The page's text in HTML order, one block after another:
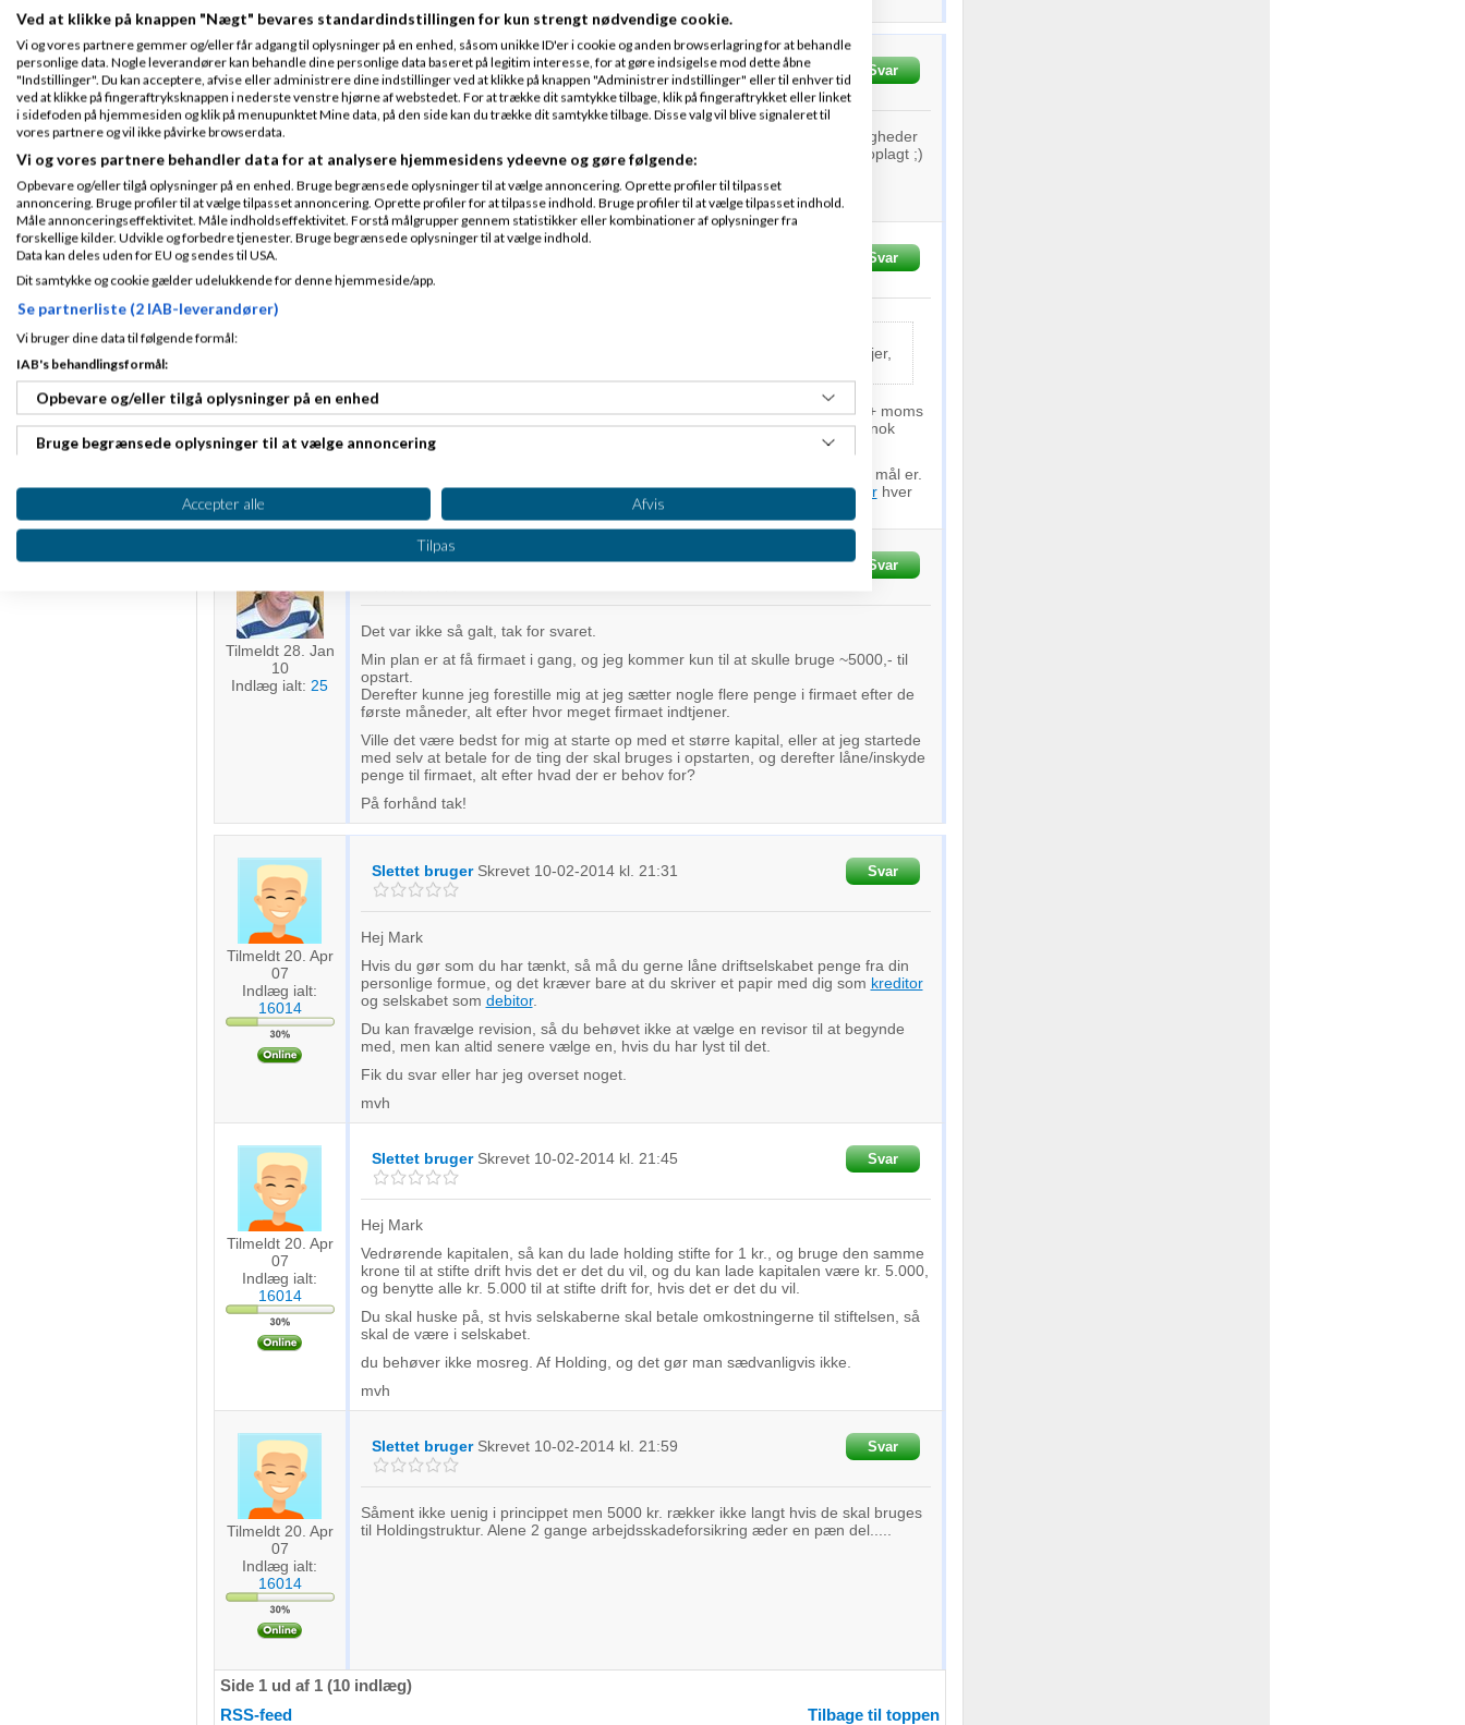
Tilmeldt 28. Jan
Indlæg ialt:25
Mark Johansen Skrevet10-02-2014kl. 16:07 Svar
Lad os sige at jeg droppede idéen om et Holding IVS. Hvilken af de 3 muligheder
for opstarten af IVS'et ville være den mest oplagte? Hvis da én af dem er oplagt ;)
Tilmeldt 20. Apr
Indlæg ialt:
16014
Svar
Hvad ville omkostningerne være, hvis jeg starter med selv at stå som ejer,
Jeg mener, at Jacob Tøjner fra ditselvskab nævnte end pris på 5-7000 kr + moms
afhængig af hvordan opgaven fordeles mellem revisor ogadvokat. Det vil nok
nogenlunde svare til omkostningerne ved et holding, jf. tidligere, i 2 år.
Hvilken løsning der er bedst af dine 3 muligheder afhænger lidt af hvad dit mål er.
Hvis det er at få etapsså mest mulig kapital fra starten. Det vil kostegebyrhver
gang du ellers vil forhøje selskabskapitalen.
Tilmeldt 28. Jan
10
Indlæg ialt: 25
Mark Johansen Skrevet10-02-2014kl. 20:09 Svar
Det var ikke så galt, tak for svaret.
Min plan er at få firmaet i gang, og jeg kommer kun til at skulle bruge ~5000,- til
opstart.
Derefter kunne jeg forestille mig at jeg sætter nogle flere penge i firmaet efter de
første måneder, alt efter hvor meget firmaet indtjener.
Ville det være bedst for mig at starte op med et større kapital, eller at jeg startede
med selv at betale for de ting der skal bruges i opstarten, og derefter låne/inskyde
penge til firmaet, alt efter hvad der er behov for?
På forhånd tak!
Tilmeldt 20. Apr
07
Indlæg ialt:
16014
Slettet bruger Skrevet 10-02-2014kl. 21:31 Svar
Hej Mark
Hvis du gør som du har tænkt, så må du gerne låne driftselskabet penge fra din
personlige formue, og det kræver bare at du skriver et papir med dig som kreditor
og selskabet som debitor.
Du kan fravælge revision, så du behøvet ikke at vælge en revisor til at begynde
med, men kan altid senere vælge en, hvis du har lyst til det.
Fik du svar eller har jeg overset noget.
mvh
Tilmeldt 20. Apr
07
Indlæg ialt:
16014
Slettet bruger Skrevet 10-02-2014kl. 21:45 Svar
Hej Mark
Vedrørende kapitalen, så kan du lade holding stifte for 1 kr., og bruge den samme
krone til at stifte drift hvis det er det du vil, og du kan lade kapitalen være kr. 5.000,
og benytte alle kr. 5.000 til at stifte drift for, hvis det er det du vil.
Du skal huske på, st hvis selskaberne skal betale omkostningerne til stiftelsen, så
skal de være i selskabet.
du behøver ikke mosreg. Af Holding, og det gør man sædvanligvis ikke.
mvh
Tilmeldt 20. Apr
07
Indlæg ialt:
16014
Slettet bruger Skrevet 10-02-2014kl. 21:59 Svar
Såment ikke uenig i princippet men 5000 kr. rækker ikke langt hvis de skal bruges
til Holdingstruktur. Alene 2 gange arbejdsskadeforsikring æder en pæn del.....
Side 1 ud af 1 (10 indlæg)
RSS-feed
Tilbage til toppen
Ved at klikke på knappen "Nægt" bevares standardindstillingen for kun strengt nødvendige cookie.
Vi og vores partnere gemmer og/eller får adgang til oplysninger på en enhed, såsom unikke ID'er i cookie og anden browserlagring for at behandle
personlige data. Nogle leverandører kan behandle dine personlige data baseret på legitim interesse, for at gøre indsigelse mod dette åbne
"Indstillinger". Du kan acceptere, afvise eller administrere dine indstillinger ved at klikke på knappen "Administrer indstillinger" eller til enhver tid
ved at klikke på fingeraftryksknappen i nederste venstre hjørne af webstedet. For at trække dit samtykke tilbage, klik på fingeraftrykket eller linket
i sidefoden på hjemmesiden og klik på menupunktet Mine data, på den side kan du trække dit samtykke tilbage. Disse valg vil blive signaleret til
vores partnere og vil ikke påvirke browserdata.
Vi og vores partnere behandler data for at analysere hjemmesidens ydeevne og gøre følgende:
Opbevare og/eller tilgå oplysninger på en enhed. Bruge begrænsede oplysninger til at vælge annoncering. Oprette profiler til tilpasset
annoncering. Bruge profiler til at vælge tilpasset annoncering. Oprette profiler for at tilpasse indhold. Bruge profiler til at vælge tilpasset indhold.
Måle annonceringseffektivitet. Måle indholdseffektivitet. Forstå målgrupper gennem statistikker eller kombinationer af oplysninger fra
forskellige kilder. Udvikle og forbedre tjenester. Bruge begrænsede oplysninger til at vælge indhold.
Data kan deles uden for EU og sendes til USA.
Dit samtykke og cookie gælder udelukkende for denne hjemmeside/app.
Se partnerliste (2 IAB-leverandører)
Vi bruger dine data til følgende formål:
IAB's behandlingsformål:
Opbevare og/eller tilgå oplysninger på en enhed
Bruge begrænsede oplysninger til at vælge annoncering
Oprette profiler til tilpasset annoncering
Bruge profiler til at vælge tilpasset annoncering
Bruge profiler til at vælge tilpasset indhold
Forstå målgrupper gennem statistikker eller kombinationer af oplysninger fra forskellige
Bruge begrænsede oplysninger til at vælge indhold
Bruge præcise geografiske placeringsoplysninger
Identificere enheder baseret på aktivt anmodede oplysninger
Accepter alle Afvis
Tilpas